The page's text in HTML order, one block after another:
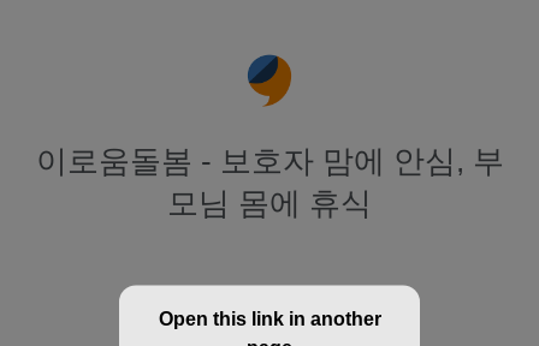
이로움돌봄 - 보호자 맘에 안심, 부
모님 몸에 휴식